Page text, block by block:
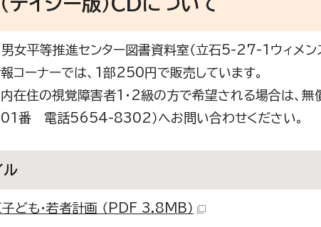
女平等推進センター図書資料室（立石5-27-1ウィメン
報コーナーでは、1部250円で販売しています。
在住の視覚障害者1・2級の方で希望される場合は、無
番 電話5654-8302）へお問い合わせください。
ル
ども・若者計画 （PDF 3.8MB）